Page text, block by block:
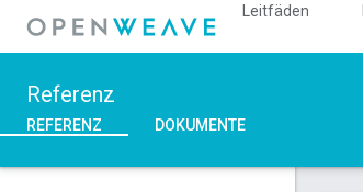
Leitfäden
Referenz
REFERENZ DOKUMENTE